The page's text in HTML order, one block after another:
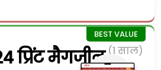
प्रिंट मैगजीन (1 साल)